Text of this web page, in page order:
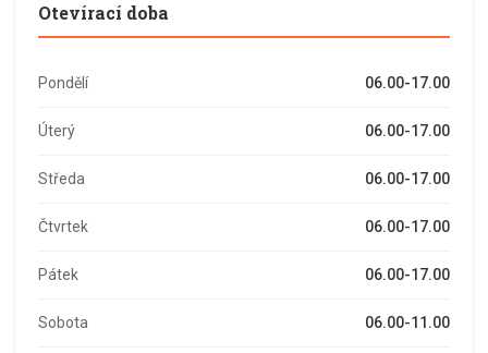
Otevírací doba
Pondělí 06.00-17.00
Úterý 06.00-17.00
Středa 06.00-17.00
Čtvrtek 06.00-17.00
Pátek 06.00-17.00
Sobota 06.00-11.00